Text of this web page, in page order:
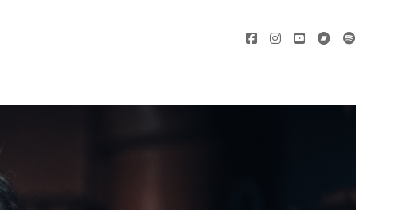
facebookinstagram
youtubebandcamp